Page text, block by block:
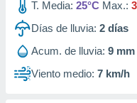
T. Media: 25°C Max.:
Días de lluvia: 2 días
Acum. de lluvia: 9 mm
Viento medio: 7 km/h